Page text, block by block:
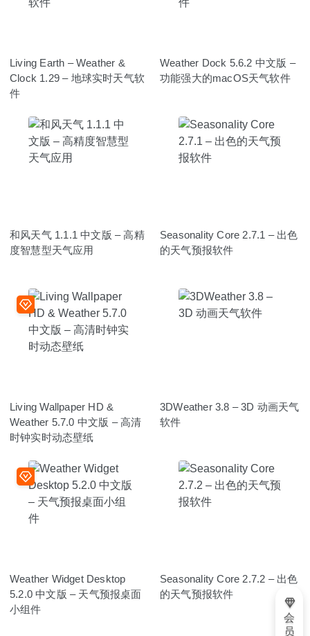
Living Earth – Weather &
Clock 1.29 – 地球实时天气软
件
Weather Dock 5.6.2 中文版 –
功能强大的macOS天气软件
和风天气 1.1.1 中文版 – 高精
度智慧型天气应用
Seasonality Core 2.7.1 – 出色
的天气预报软件
Living Wallpaper HD &
Weather 5.7.0 中文版 – 高清
时钟实时动态壁纸
3DWeather 3.8 – 3D 动画天气
软件
Weather Widget Deskto‪p‬
5.2.0 中文版 – 天气预报桌面
小组件
Seasonality Core 2.7.2 – 出色
的天气预报软件
会
员